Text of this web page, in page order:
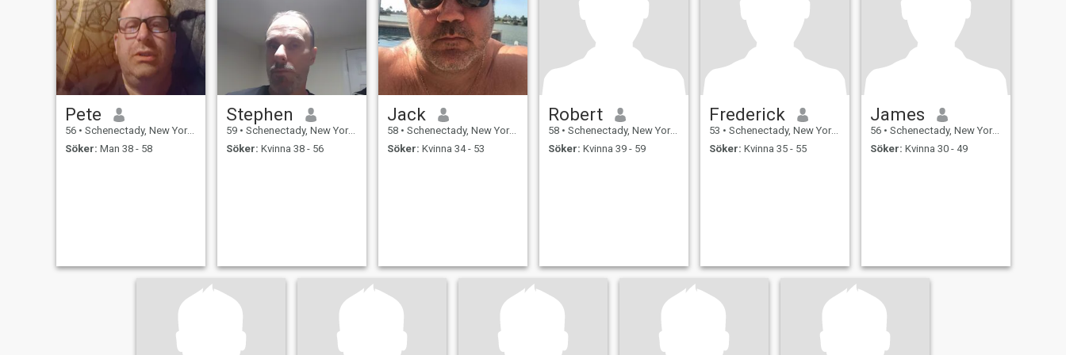
Pete
56 • Schenectady, New York, USA
Söker: Man 38 - 58
Stephen
59 • Schenectady, New York, USA
Söker: Kvinna 38 - 56
Jack
58 • Schenectady, New York, USA
Söker: Kvinna 34 - 53
Robert
58 • Schenectady, New York, USA
Söker: Kvinna 39 - 59
Frederick
53 • Schenectady, New York, USA
Söker: Kvinna 35 - 55
James
56 • Schenectady, New York, USA
Söker: Kvinna 30 - 49